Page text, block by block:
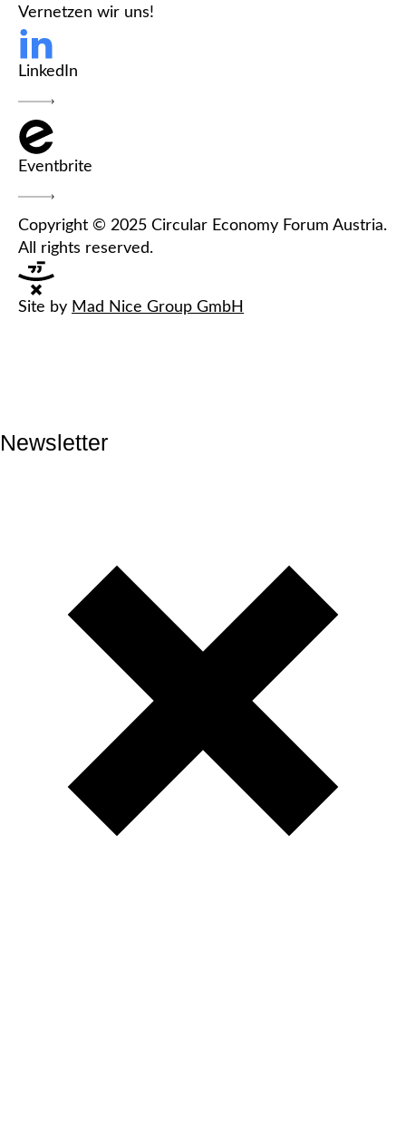
Vernetzen wir uns!
LinkedIn
Eventbrite
Copyright © 2025 Circular Economy Forum Austria.
All rights reserved.
Site by Mad Nice Group GmbH
Newsletter